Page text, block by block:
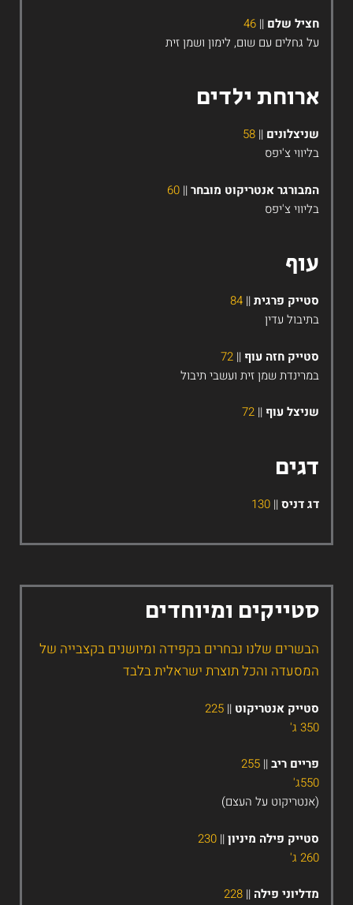
חציל שלם||
46
על גחלים עם שום, לימון ושמן זית
ארוחת ילדים
שניצלונים||
58
בליווי צ'יפס
המבורגר אנטריקוט מובחר ||
60
בליווי צ'יפס
סטייק פרגית ||
84
בתיבול עדין
סטייק חזה עוף||
72
במרינדת שמן זית ועשבי תיבול
שניצל עוף||
72
דגים
דג דניס||
130
סטייקים ומיוחדים
הבשרים שלנו נבחרים בקפידה ומיושנים בקצבייה של
המסעדה והכל תוצרת ישראלית בלבד
סטייק אנטריקוט||
225
פריים ריב||
255
(אנטריקוט על העצם)
סטייק פילה מיניון ||
230
מדליוני פילה||
228